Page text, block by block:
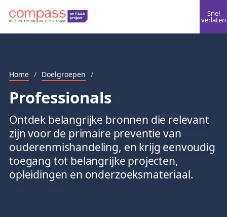
Snel
verlaten
Home / Doelgroepen /
Professionals
Ontdek belangrijke bronnen die relevant
zijn voor de primaire preventie van
ouderenmishandeling, en krijg eenvoudig
toegang tot belangrijke projecten,
opleidingen en onderzoeksmateriaal.